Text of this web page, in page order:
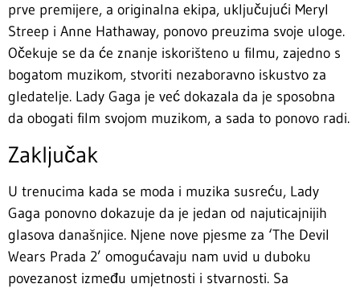
prve premijere, a originalna ekipa, uključujući Meryl
Streep i Anne Hathaway, ponovo preuzima svoje uloge.
Očekuje se da će znanje iskorišteno u filmu, zajedno s
bogatom muzikom, stvoriti nezaboravno iskustvo za
gledatelje. Lady Gaga je već dokazala da je sposobna
da obogati film svojom muzikom, a sada to ponovo radi.
Zaključak
U trenucima kada se moda i muzika susreću, Lady
Gaga ponovno dokazuje da je jedan od najuticajnijih
glasova današnjice. Njene nove pjesme za ‘The Devil
Wears Prada 2’ omogućavaju nam uvid u duboku
povezanost između umjetnosti i stvarnosti. Sa